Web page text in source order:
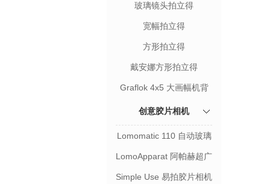
玻璃镜头拍立得
宽幅拍立得
方形拍立得
戴安娜方形拍立得
Graflok 4x5 大画幅机背
创意胶片相机
Lomomatic 110 自动玻璃
镜头胶片相机
LomoApparat 阿帕赫超广
角胶片相机
Simple Use 易拍胶片相机